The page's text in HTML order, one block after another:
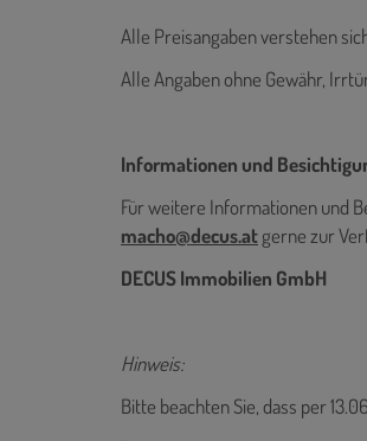
Alle Preisangaben verstehen
Alle Angaben ohne Gewähr,
Informationen und
Für weitere Informationen und
macho@decus.atgerne zur
DECUS Immobilien GmbH
Hinweis:
Bitte beachten Sie, dass per